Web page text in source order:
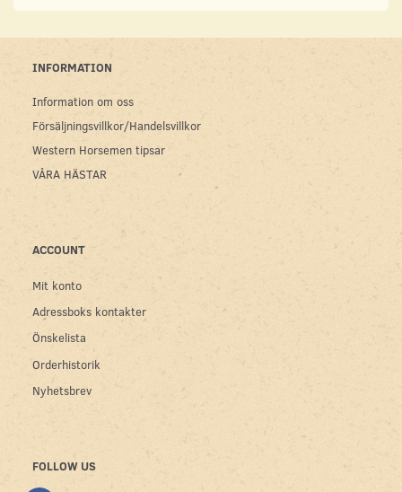
INFORMATION
Information om oss
Försäljningsvillkor/Handelsvillkor
Western Horsemen tipsar
VÅRA HÄSTAR
ACCOUNT
Mit konto
Adressboks kontakter
Önskelista
Orderhistorik
Nyhetsbrev
FOLLOW US